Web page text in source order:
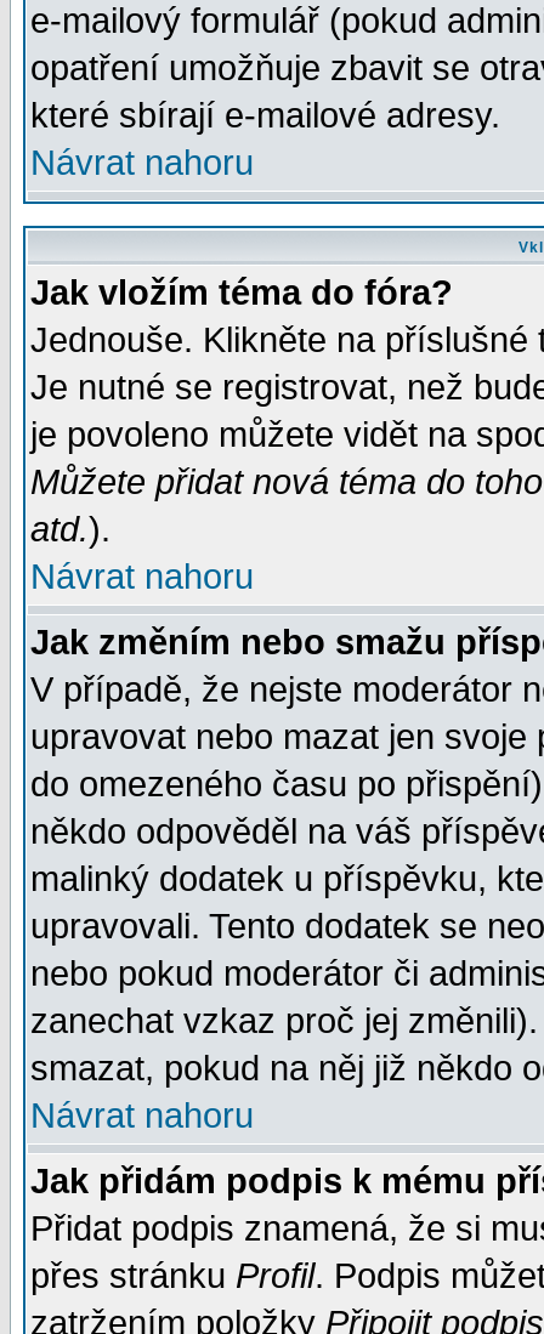
e-mailový formulář (pokud
opatření umožňuje zbavit se
které sbírají e-mailové adresy.
Návrat nahoru
Jak vložím téma do fóra?
Jednouše. Klikněte na
Je nutné se registrovat, než
je povoleno můžete vidět na
Můžete přidat nová téma do
atd.).
Návrat nahoru
Jak změním nebo smažu
V případě, že nejste moderátor
upravovat nebo mazat jen
do omezeného času po
někdo odpověděl na váš
malinký dodatek u příspěvku,
upravovali. Tento dodatek se
nebo pokud moderátor či
zanechat vzkaz proč jej
smazat, pokud na něj již někdo
Návrat nahoru
Jak přidám podpis k mému
Přidat podpis znamená, že si
přes stránku Profil. Podpis
zatržením položky Připojit podpis